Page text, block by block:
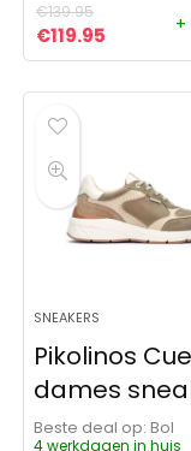
€139.95
Oorspronkelijke
€119.95 Huidige
SNEAKERS
Pikolinos
dames
Beste deal op:
Bol
4 werkdagen in huis